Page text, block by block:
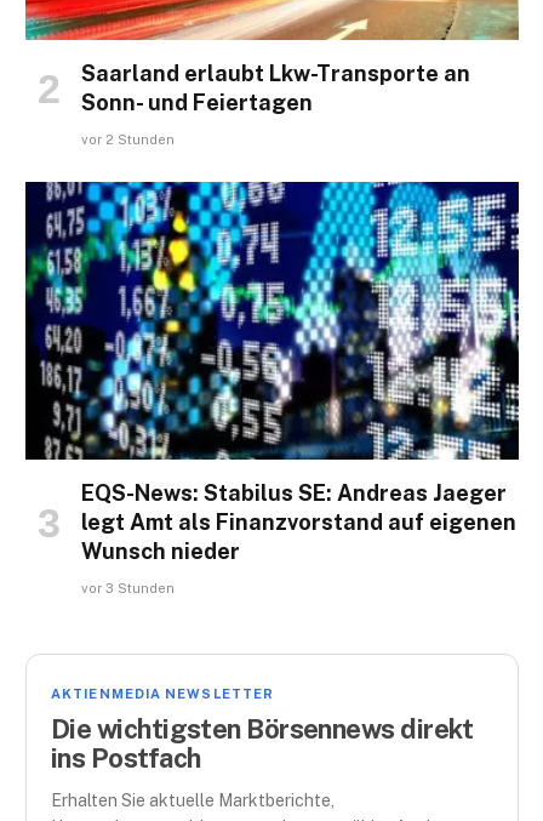
Saarland erlaubt Lkw-Transporte an
Sonn- und Feiertagen
vor 2 Stunden
EQS-News: Stabilus SE: Andreas Jaeger
legt Amt als Finanzvorstand auf eigenen
Wunsch nieder
vor 3 Stunden
AKTIENMEDIA NEWSLETTER
Die wichtigsten Börsennews direkt
ins Postfach
Erhalten Sie aktuelle Marktberichte,